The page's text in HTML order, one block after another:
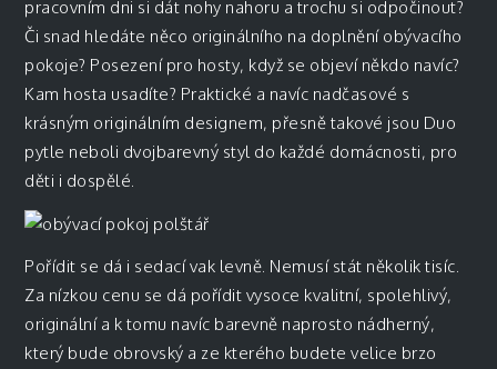
pracovním dni si dát nohy nahoru a trochu si odpočinout?
Či snad hledáte něco originálního na doplnění obývacího
pokoje? Posezení pro hosty, když se objeví někdo navíc?
Kam hosta usadíte? Praktické a navíc nadčasové s
krásným originálním designem, přesně takové jsou Duo
pytle neboli dvojbarevný styl do každé domácnosti, pro
děti i dospělé.
Pořídit se dá i sedací vak levně. Nemusí stát několik tisíc.
Za nízkou cenu se dá pořídit vysoce kvalitní, spolehlivý,
originální a k tomu navíc barevně naprosto nádherný,
který bude obrovský a ze kterého budete velice brzo